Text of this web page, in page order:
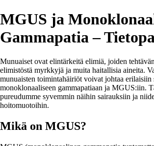
MGUS ja
Gammapatia –
Munuaiset ovat elintärkeitä elimiä, joiden
elimistöstä myrkkyjä ja muita haitallisia aineita.
munuaisten toimintahäiriöt voivat johtaa erilaisiin
monoklonaaliseen gammapatiaan ja MGUS:iin.
pureudumme syvemmin näihin sairauksiin ja
hoitomuotoihin.
Mikä on MGUS?